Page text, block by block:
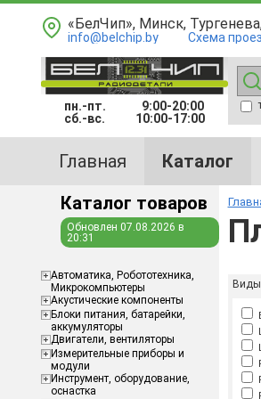
«БелЧип», Минск,
info@belchip.by Схема
пн.-пт.
9:00-20:00
сб.-вс.
10:00-17:00
Главная Каталог
Каталог товаров
Обновлен 07.08.2026 в
20:31
Aвтоматика, Робототехника,
Микрокомпьютеры
Акустические компоненты
Блоки питания, батарейки,
аккумуляторы
Двигатели, вентиляторы
Измерительные приборы и
модули
Инструмент, оборудование,
оснастка
Виды